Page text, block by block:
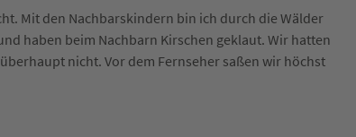
Mit den Nachbarskindern bin ich durch die Wälder
haben beim Nachbarn Kirschen geklaut. Wir hatten
nicht. Vor dem Fernseher saßen wir höchst